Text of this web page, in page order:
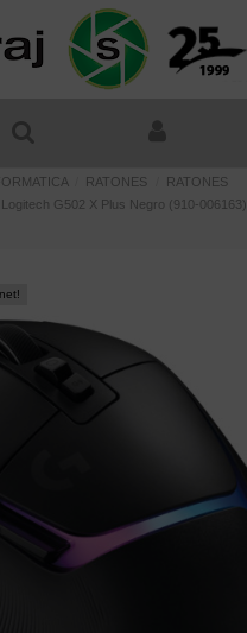
RATONES
RATONES
G502 X Plus Negro (910-006163)